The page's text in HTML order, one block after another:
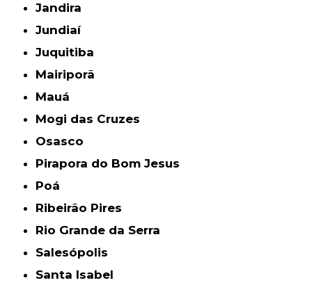
Jandira
Jundiaí
Juquitiba
Mairiporã
Mauá
Mogi das Cruzes
Osasco
Pirapora do Bom Jesus
Poá
Ribeirão Pires
Rio Grande da Serra
Salesópolis
Santa Isabel